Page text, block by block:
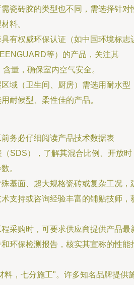
瓷砖胶的类型也不同，需选择针对
料。
具有权威环保认证（如中国环境标志
等）的产品，关注其
量，确保室内空气安全。
域（卫生间、厨房）需选用耐水型
耐候型、柔性佳的产品。
前务必仔细阅读产品技术数据表
（SDS），了解其混合比例、开放时
。
殊基面、超大规格瓷砖或复杂工况，
支持或咨询经验丰富的铺贴技师，
程采购时，可要求供应商提供产品最
环保检测报告，核实其宣称的性能
料，七分施工"。许多知名品牌提供